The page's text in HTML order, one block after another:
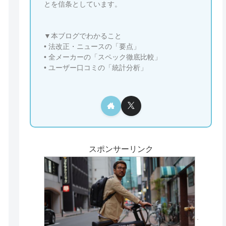
とを信条としています。
▼本ブログでわかること
• 法改正・ニュースの「要点」
• 全メーカーの「スペック徹底比較」
• ユーザー口コミの「統計分析」
スポンサーリンク